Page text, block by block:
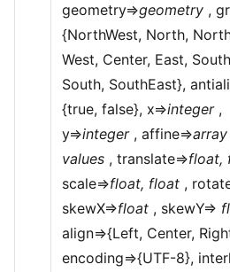
geometry=>geometry ,
{NorthWest, North,
West, Center, East,
South, SouthEast},
{true, false}, x=>integer,
y=>integer, affine=>
values , translate=>float,
scale=>float, float ,
skewX=>float , skewY=>
align=>{Left, Center,
encoding=>{UTF-8},